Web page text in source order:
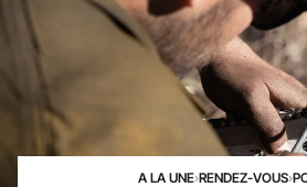
A LA UNE›RENDEZ-VOUS›